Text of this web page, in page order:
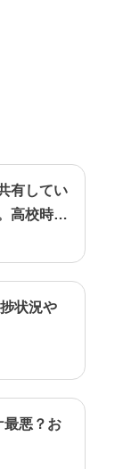
有してい
高校時代
状況や
最悪？お